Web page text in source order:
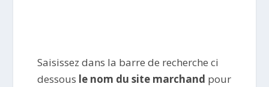
Saisissez dans la barre de recherche ci
dessous le nom du site marchand pour